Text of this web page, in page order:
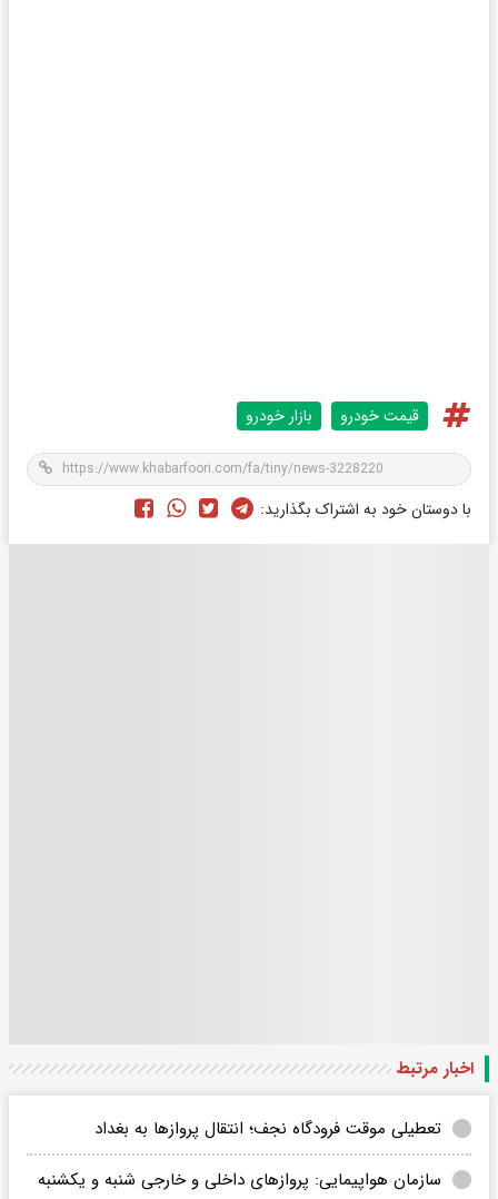
قیمت خودرو بازار خودرو
با دوستان خود به اشتراک بگذارید:
اخبار مرتبط
تعطیلی موقت فرودگاه نجف؛ انتقال پروازها به بغداد
سازمان هواپیمایی: پروازهای داخلی و خارجی شنبه و یکشنبه